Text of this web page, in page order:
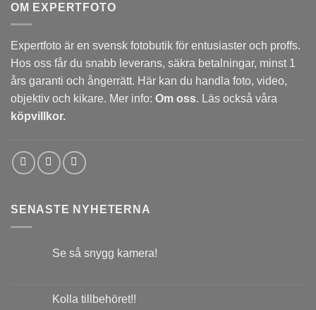
OM EXPERTFOTO
Expertfoto är en svensk fotobutik för entusiaster och proffs.
Hos oss får du snabb leverans, säkra betalningar, minst 1
års garanti och ångerrätt. Här kan du handla foto, video,
objektiv och kikare. Mer info: Om oss. Läs också våra
köpvillkor.
SENASTE NYHETERNA
Se så snygg kamera!
Kolla tillbehöret!!